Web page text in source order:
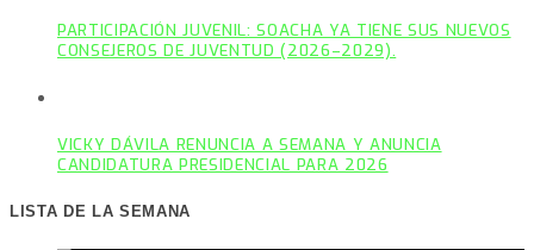
PARTICIPACIÓN JUVENIL: SOACHA YA TIENE SUS NUEVOS
CONSEJEROS DE JUVENTUD (2026–2029).
VICKY DÁVILA RENUNCIA A SEMANA Y ANUNCIA
CANDIDATURA PRESIDENCIAL PARA 2026
LISTA DE LA SEMANA